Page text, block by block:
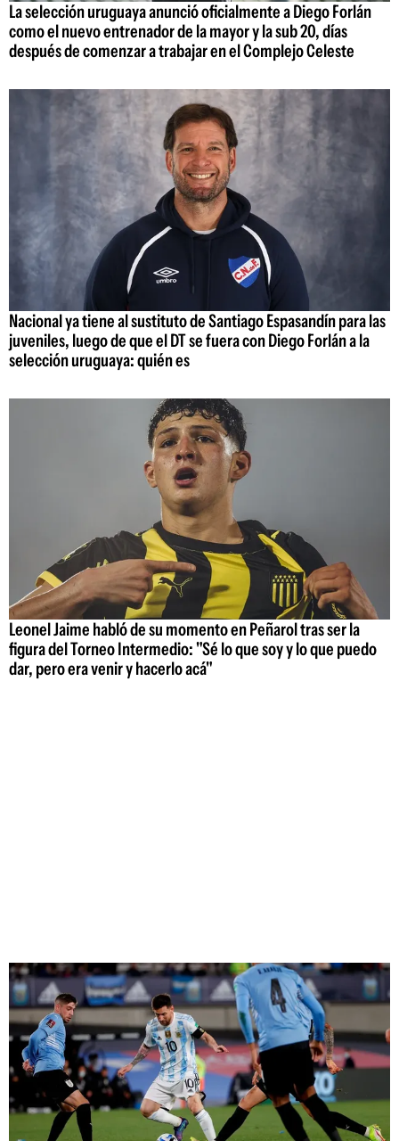
La selección uruguaya anunció oficialmente a Diego Forlán
como el nuevo entrenador de la mayor y la sub 20, días
después de comenzar a trabajar en el Complejo Celeste
Nacional ya tiene al sustituto de Santiago Espasandín para las
juveniles, luego de que el DT se fuera con Diego Forlán a la
selección uruguaya: quién es
Leonel Jaime habló de su momento en Peñarol tras ser la
figura del Torneo Intermedio: "Sé lo que soy y lo que puedo
dar, pero era venir y hacerlo acá"